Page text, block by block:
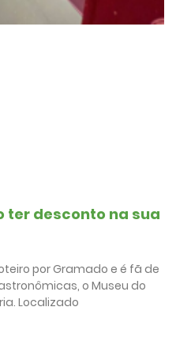
ter desconto na sua
por Gramado e é fã de
o Museu do
Localizado